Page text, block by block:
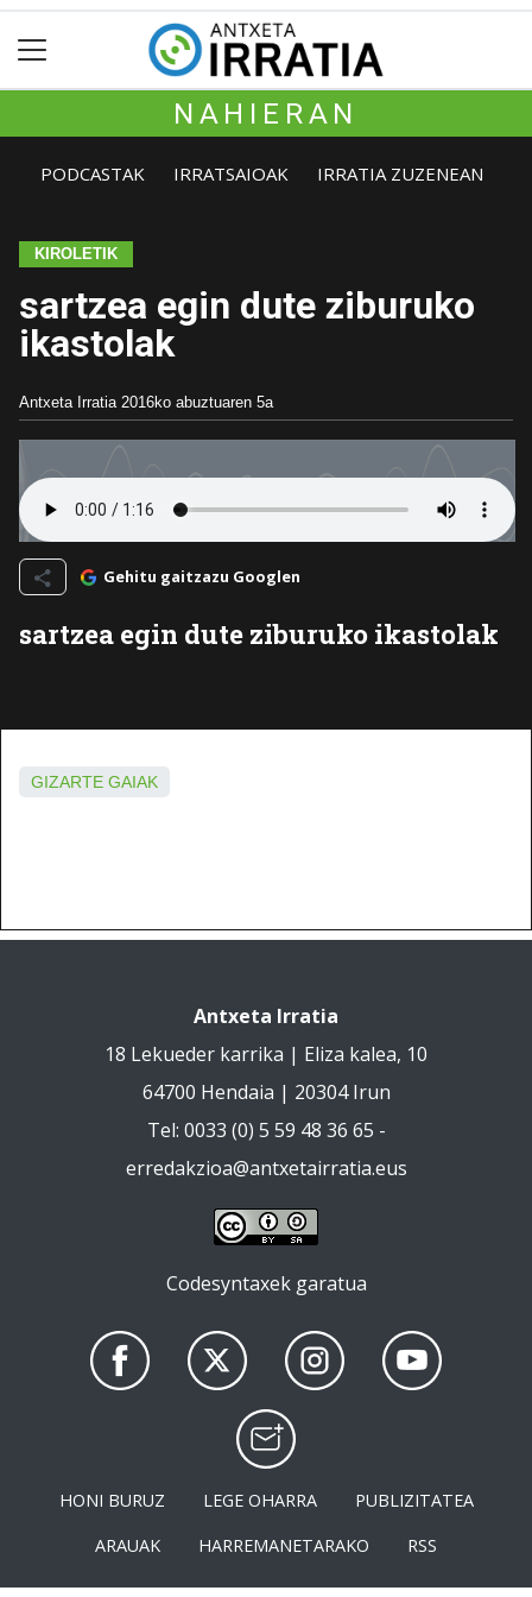
NAHIERAN
PODCASTAK IRRATSAIOAK IRRATIA ZUZENEAN
KIROLETIK
sartzea egin dute ziburuko
ikastolak
Antxeta Irratia 2016ko abuztuaren 5a
Gehitu gaitzazu Googlen
sartzea egin dute ziburuko ikastolak
GIZARTE GAIAK
Antxeta Irratia
18 Lekueder karrika | Eliza kalea, 10
64700 Hendaia | 20304 Irun
Tel: 0033 (0) 5 59 48 36 65 -
erredakzioa@antxetairratia.eus
Codesyntaxek garatua
HONI BURUZ LEGE OHARRA
PUBLIZITATEA
ARAUAK
HARREMANETARAKO RSS